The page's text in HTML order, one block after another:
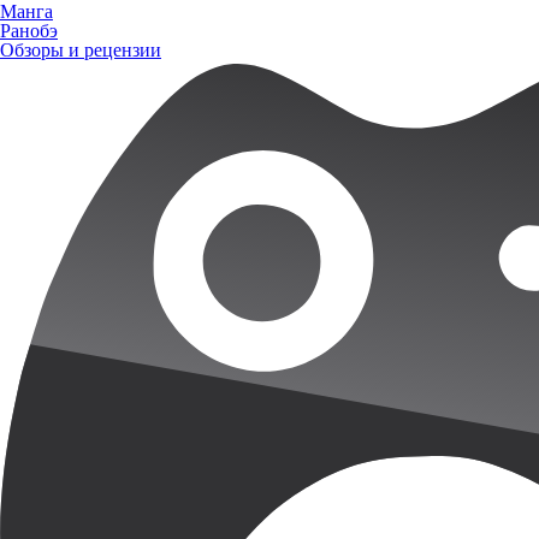
Манга
Ранобэ
Обзоры и рецензии